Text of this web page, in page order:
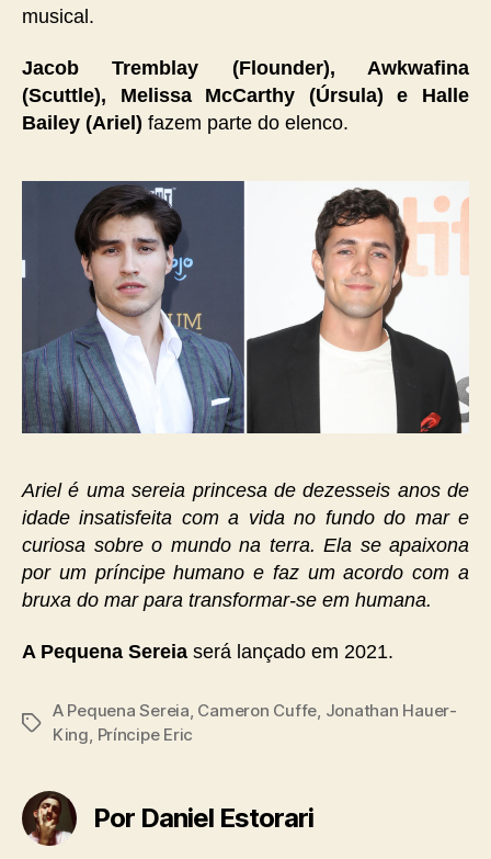
musical.
Jacob Tremblay (Flounder), Awkwafina
(Scuttle), Melissa McCarthy (Úrsula) e Halle
Bailey (Ariel) fazem parte do elenco.
Ariel é uma sereia princesa de dezesseis anos de
idade insatisfeita com a vida no fundo do mar e
curiosa sobre o mundo na terra. Ela se apaixona
por um príncipe humano e faz um acordo com a
bruxa do mar para transformar-se em humana.
A Pequena Sereia será lançado em 2021.
Tags
A Pequena Sereia, Cameron Cuffe, Jonathan Hauer-
King, Príncipe Eric
Por Daniel Estorari